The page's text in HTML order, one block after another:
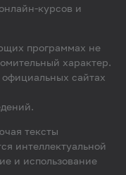
курсов и
программах не
характер.
сайтах
тексты
интеллектуальной
и использование